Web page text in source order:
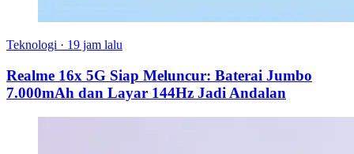
Teknologi · 19 jam lalu
Realme 16x 5G Siap Meluncur: Baterai Jumbo
7.000mAh dan Layar 144Hz Jadi Andalan